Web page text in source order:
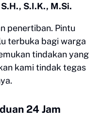
S.I.K., M.Si.
penertiban. Pintu
terbuka bagi warga
tindakan yang
kami tindak tegas
24 Jam